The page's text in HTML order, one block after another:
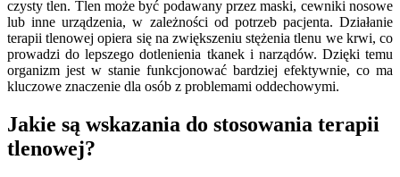
czysty tlen. Tlen może być podawany przez maski, cewniki nosowe
lub inne urządzenia, w zależności od potrzeb pacjenta. Działanie
terapii tlenowej opiera się na zwiększeniu stężenia tlenu we krwi, co
prowadzi do lepszego dotlenienia tkanek i narządów. Dzięki temu
organizm jest w stanie funkcjonować bardziej efektywnie, co ma
kluczowe znaczenie dla osób z problemami oddechowymi.
Jakie są wskazania do stosowania terapii
tlenowej?